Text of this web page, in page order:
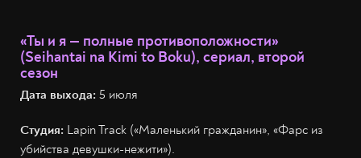
«Ты и я — полные противоположности»
(Seihantai na Kimi to Boku), сериал, второй
сезон
Дата выхода: 5 июля
Студия: Lapin Track («Маленький гражданин», «Фарс из
убийства девушки-нежити»).